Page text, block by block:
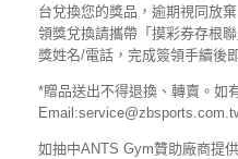
台兌換您的獎品，逾期視同放棄
領獎兌換請攜帶「摸彩券存根
獎姓名/電話，完成簽領手續後
*贈品送出不得退換、轉賣。如
如抽中ANTS Gym贊助廠商提